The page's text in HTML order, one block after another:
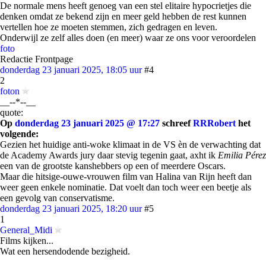
De normale mens heeft genoeg van een stel elitaire hypocrietjes die
denken omdat ze bekend zijn en meer geld hebben de rest kunnen
vertellen hoe ze moeten stemmen, zich gedragen en leven.
Onderwijl ze zelf alles doen (en meer) waar ze ons voor veroordelen
foto
Redactie Frontpage
donderdag 23 januari 2025, 18:05 uur #4
2
foton
__--*--__
quote:
Op donderdag 23 januari 2025 @ 17:27 schreefRRRobert het
volgende:
Gezien het huidige anti-woke klimaat in de VS èn de verwachting dat
de Academy Awards jury daar stevig tegenin gaat, axht ik Emilia Pérez
een van de grootste kanshebbers op een of meerdere Oscars.
Maar die hitsige-ouwe-vrouwen film van Halina van Rijn heeft dan
weer geen enkele nominatie. Dat voelt dan toch weer een beetje als
een gevolg van conservatisme.
donderdag 23 januari 2025, 18:20 uur #5
1
General_Midi
Films kijken...
Wat een hersendodende bezigheid.